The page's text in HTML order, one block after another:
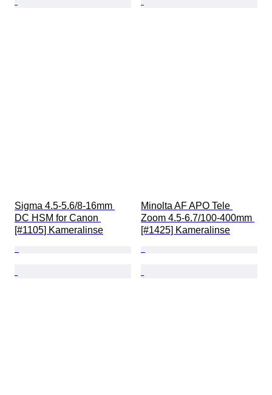
Sigma 4.5-5.6/8-16mm
DC HSM for Canon
[#1105] Kameralinse
Minolta AF APO Tele
Zoom 4.5-6.7/100-400mm
[#1425] Kameralinse